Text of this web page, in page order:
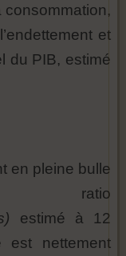
consommation,
et
du PIB, estimé
en pleine bulle
ratio
estimé à 12
nettement